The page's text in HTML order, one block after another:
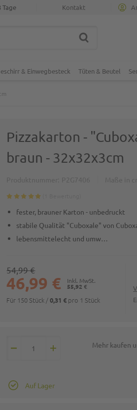
Kontakt
Tage
Suche schließen
SUCHE
& Einwegbesteck Tüten & Beutel
Pizzakarton -
braun - 32x32x3cm
fester, brauner Karton - unbedruckt
stabile Qualität "Cuboxale" von
lebensmittelecht und umw…
55,92 €
46,99 €
54,99 €
Für 150 Stück /0,31 € pro 1 Stück
Mehr kaufen
Auf Lager